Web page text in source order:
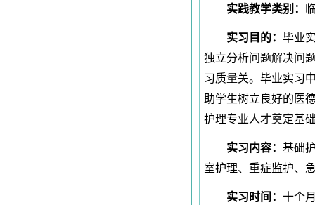
实践教学类别：
实习目的：毕业
独立分析问题解决问
习质量关。毕业实习
助学生树立良好的医
护理专业人才奠定基
实习内容：基础
室护理、重症监护、
实习时间：十